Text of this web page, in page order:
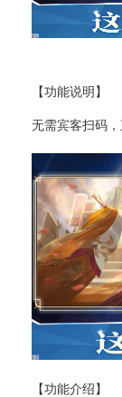
【功能说明】
无需宾客扫码
【功能介绍】